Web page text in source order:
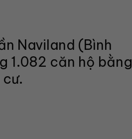
Naviland (Bình
1.082 căn hộ bằng